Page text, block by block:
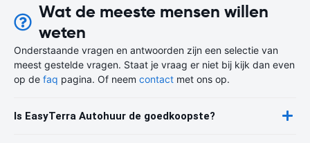
Wat de meeste mensen willen
weten
Onderstaande vragen en antwoorden zijn een selectie van
meest gestelde vragen. Staat je vraag er niet bij kijk dan even
op de faq pagina. Of neem contact met ons op.
Is EasyTerra Autohuur de goedkoopste?